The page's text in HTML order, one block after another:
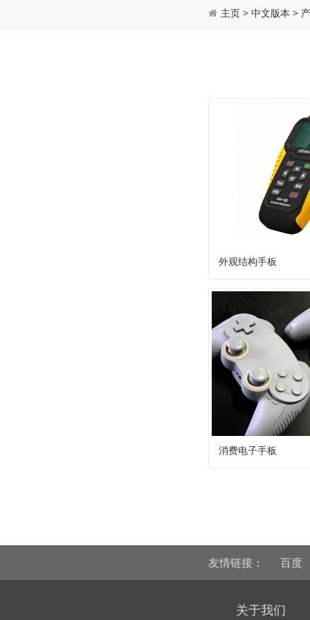
主页 > 中文版本 >
外观结构手板
消费电子手板
友情链接： 百度
关于我们